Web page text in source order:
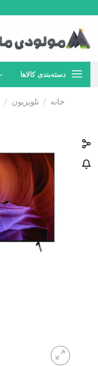
to
content
دسته‌بندی کالاها
خانه / تلویزیون /